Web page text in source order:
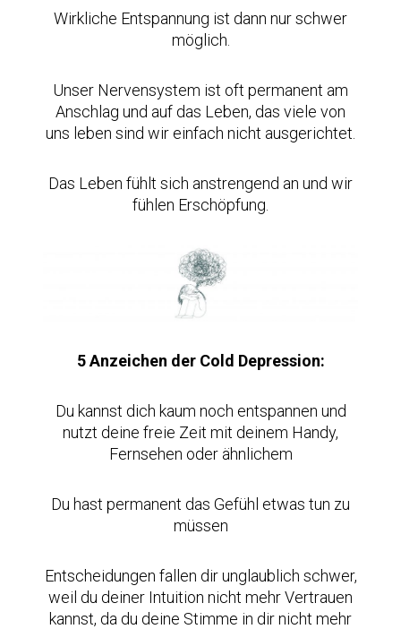
Wirkliche Entspannung ist dann nur schwer
möglich.
Unser Nervensystem ist oft permanent am
Anschlag und auf das Leben, das viele von
uns leben sind wir einfach nicht ausgerichtet.
Das Leben fühlt sich anstrengend an und wir
fühlen Erschöpfung.
5 Anzeichen der Cold Depression:
Du kannst dich kaum noch entspannen und
nutzt deine freie Zeit mit deinem Handy,
Fernsehen oder ähnlichem
Du hast permanent das Gefühl etwas tun zu
müssen
Entscheidungen fallen dir unglaublich schwer,
weil du deiner Intuition nicht mehr Vertrauen
kannst, da du deine Stimme in dir nicht mehr